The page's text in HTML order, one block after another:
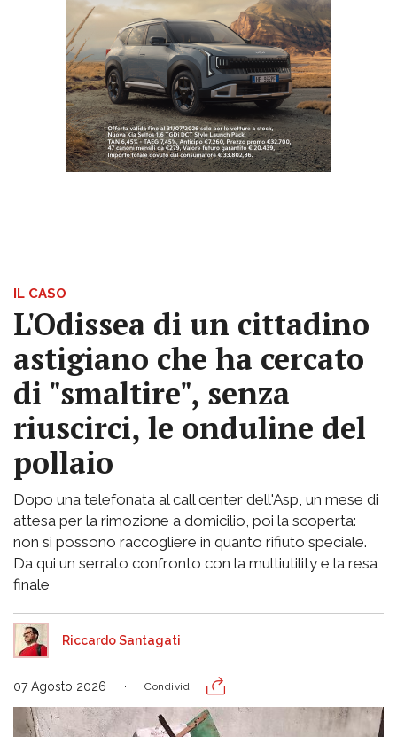
IL CASO
L'Odissea di un cittadino
astigiano che ha cercato
di "smaltire", senza
riuscirci, le onduline del
pollaio
Dopo una telefonata al call center dell'Asp, un mese di
attesa per la rimozione a domicilio, poi la scoperta:
non si possono raccogliere in quanto rifiuto speciale.
Da qui un serrato confronto con la multiutility e la resa
finale
Riccardo Santagati
07 Agosto 2026 Condividi